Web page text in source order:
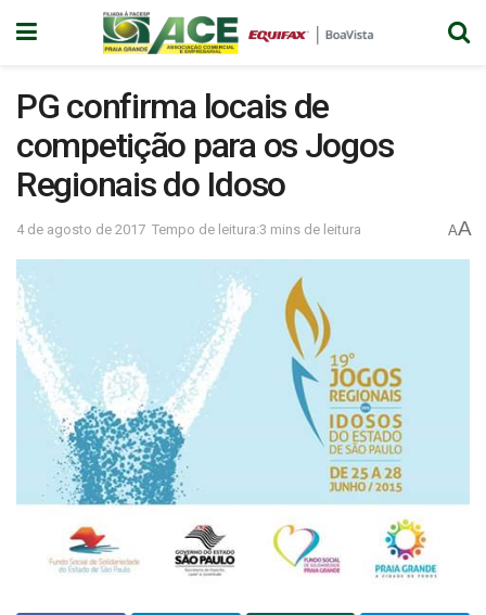
PG confirma locais de
competição para os Jogos
Regionais do Idoso
4 de agosto de 2017 Tempo de leitura:3 mins de leitura AA